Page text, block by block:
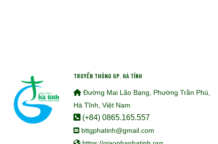
TRUYỀN THÔNG GP. HÀ TĨNH
Đường Mai Lão Bạng, Phường Trần Phú,
Hà Tĩnh, Việt Nam
(+84) 0865.165.557
bttgphatinh@gmail.com